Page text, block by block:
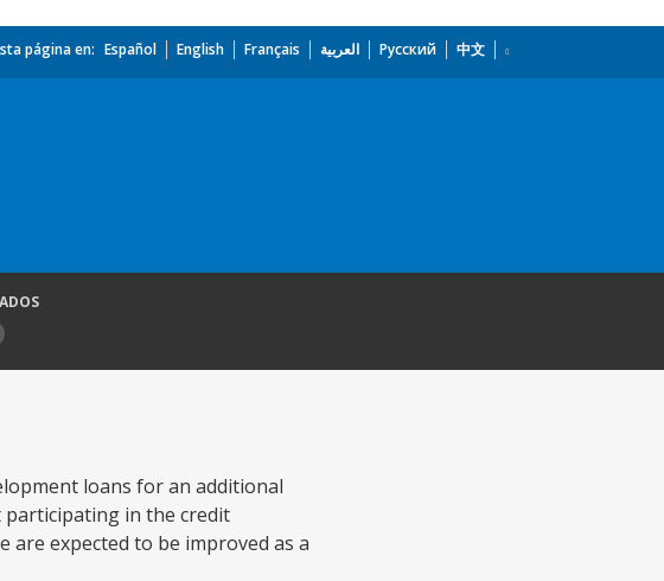
página en: Español English Français العربية Русский 中文
loans for an additional
participating in the credit
are expected to be improved as a